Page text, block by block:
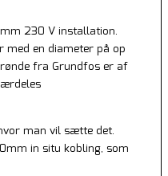
230 V installation.
en diameter på op
fra Grundfos er af
man vil sætte det.
in situ kobling, som